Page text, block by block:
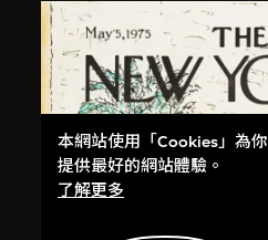
本網站使用「Cookies」為你
提供最好的網站體驗。
了解更多